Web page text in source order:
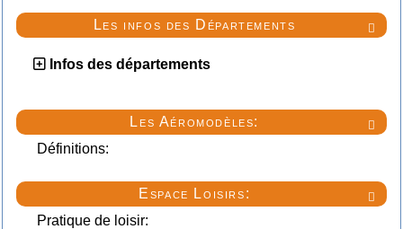

Les infos des Départements
Infos des départements

Les Aéromodèles:
Définitions:

Espace Loisirs:
Pratique de loisir: